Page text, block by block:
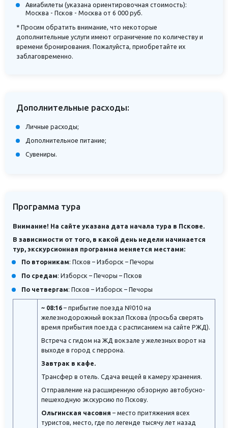
Авиабилеты (указана ориентировочная стоимость):
Москва - Псков - Москва от 6 000 руб.
* Просим обратить внимание, что некоторые
дополнительные услуги имеют ограничение по количеству и
времени бронирования. Пожалуйста, приобретайте их
заблаговременно.
Дополнительные расходы:
Личные расходы;
Дополнительное питание;
Сувениры.
Программа тура
Внимание! На сайте указана дата начала тура в Пскове.
В зависимости от того, в какой день недели начинается
тур, экскурсионная программа меняется местами:
По вторникам: Псков – Изборск – Печоры
По средам: Изборск – Печоры – Псков
По четвергам: Псков – Изборск – Печоры
~ 08:16 – прибытие поезда №010 на
железнодорожный вокзал Пскова (просьба сверять
время прибытия поезда с расписанием на сайте РЖД).
Встреча с гидом на ЖД вокзале у железных ворот на
выходе в город с перрона.
Завтрак в кафе.
Трансфер в отель. Сдача вещей в камеру хранения.
Отправление на расширенную обзорную автобусно-
пешеходную экскурсию по Пскову.
Ольгинская часовня – место притяжения всех
туристов, место, где по легенде тысячу лет назад